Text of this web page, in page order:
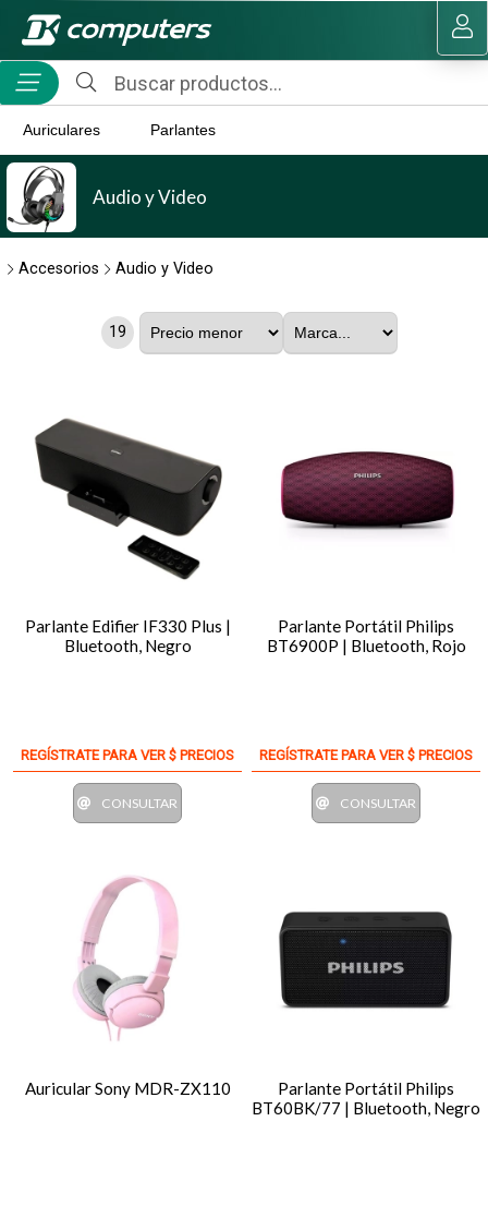
MI COMPRA
Auriculares Parlantes
Audio y Video
Accesorios Audio y Video
19
Parlante Edifier IF330 Plus |
Bluetooth, Negro
REGÍSTRATE PARA VER $ PRECIOS
CONSULTAR
Parlante Portátil Philips
BT6900P | Bluetooth, Rojo
REGÍSTRATE PARA VER $ PRECIOS
CONSULTAR
Auricular Sony MDR-ZX110
Parlante Portátil Philips
BT60BK/77 | Bluetooth, Negro